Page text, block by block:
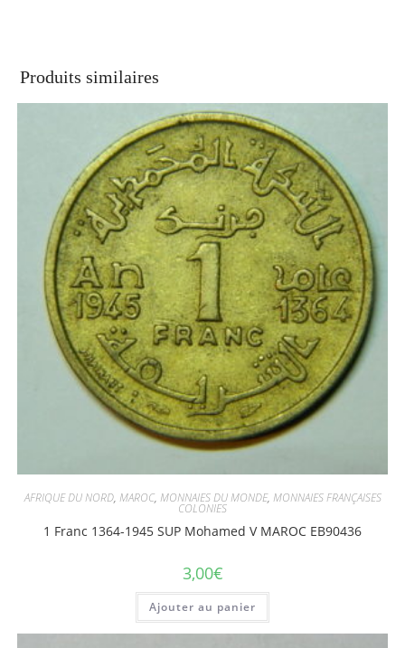
Produits similaires
AFRIQUE DU NORD, MAROC, MONNAIES DU MONDE, MONNAIES FRANÇAISES
COLONIES
1 Franc 1364-1945 SUP Mohamed V MAROC EB90436
3,00€
Ajouter au panier